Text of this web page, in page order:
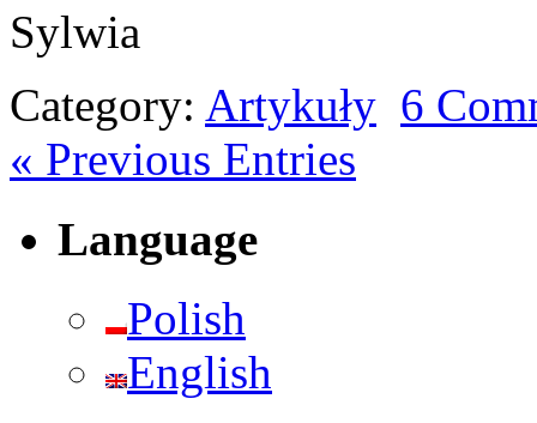
Sylwia
Category: Artykuły 6
« Previous Entries
Language
Polish
English